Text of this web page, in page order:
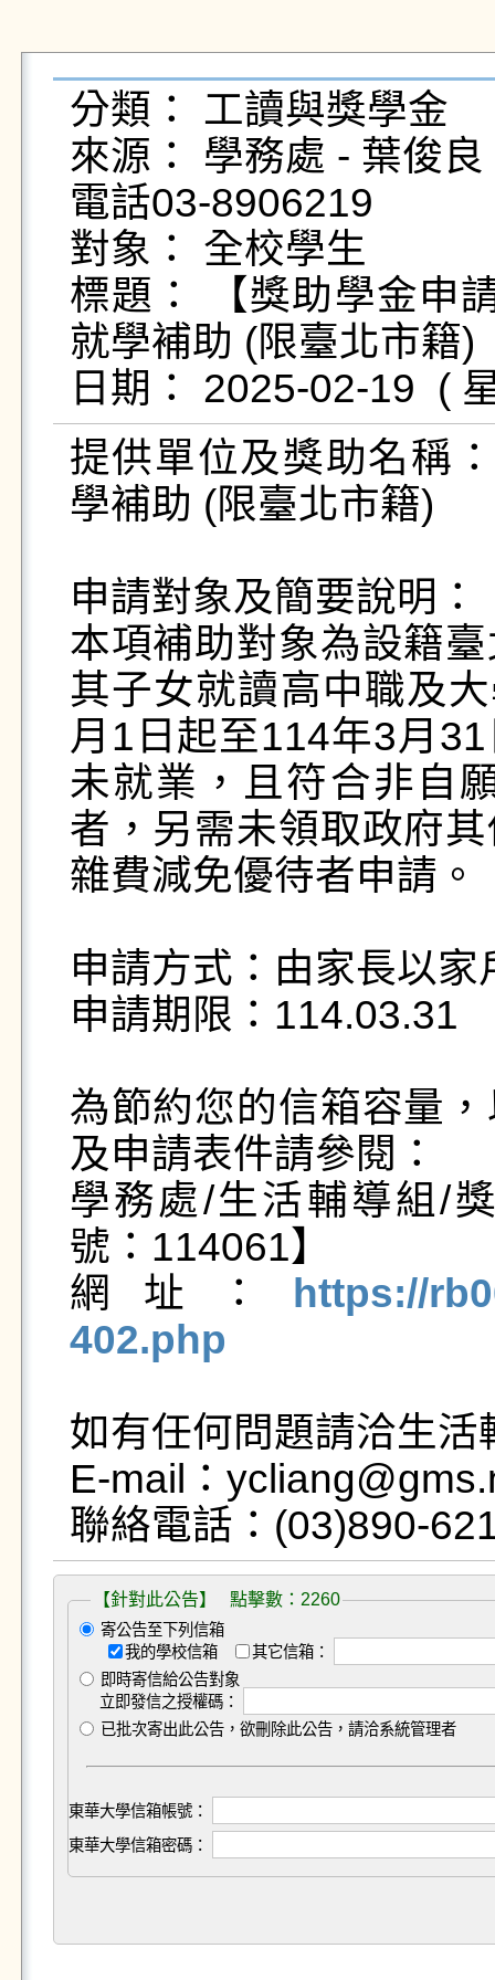
分類： 工讀與獎學金
來源： 學務處 - 葉俊
電話03-8906219
對象： 全校學生
標題： 【獎助學金申
就學補助 (限臺北市籍)
提供單位及獎助名稱
學補助 (限臺北市籍)
申請對象及簡要說明：
本項補助對象為設籍
其子女就讀高中職及
月1日起至114年3月
未就業，且符合非自
者，另需未領取政府
雜費減免優待者申請。
申請方式：由家長以
申請期限：114.03.31
為節約您的信箱容量
及申請表件請參閱：
學務處/生活輔導組/
號：114061】
網址：
https://
402.php
如有任何問題請洽生
E-mail：
【針對此公告】 點擊數：2260
寄公告至下列信箱
我的學校信箱
其它信箱：
即時寄信給公告對象
立即發信之授權碼：
已批次寄出此公告，欲刪除此公告，請洽系統管理者
東華大學信箱帳號：
東華大學信箱密碼：